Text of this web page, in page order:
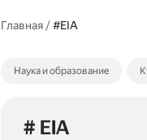
Главная/#EIA
Наука и образование
# EIA